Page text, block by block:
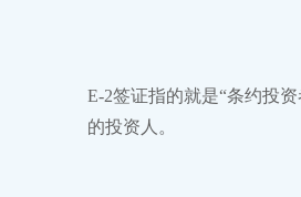
E-2签证指的就是“条约投
的投资人。